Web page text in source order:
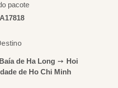
pacote
Baía de Ha Long ➙ Hoi
de Ho Chi Minh